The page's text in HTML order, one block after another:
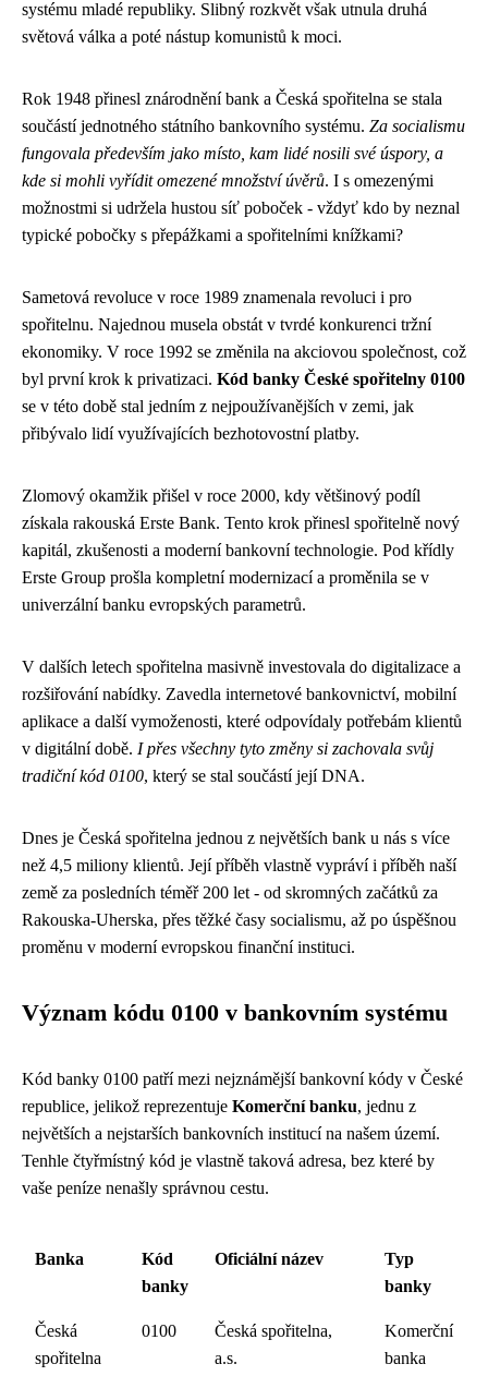
systému mladé republiky. Slibný rozkvět však utnula druhá
světová válka a poté nástup komunistů k moci.
Rok 1948 přinesl znárodnění bank a Česká spořitelna se stala
součástí jednotného státního bankovního systému. Za socialismu
fungovala především jako místo, kam lidé nosili své úspory, a
kde si mohli vyřídit omezené množství úvěrů. I s omezenými
možnostmi si udržela hustou síť poboček - vždyť kdo by neznal
typické pobočky s přepážkami a spořitelními knížkami?
Sametová revoluce v roce 1989 znamenala revoluci i pro
spořitelnu. Najednou musela obstát v tvrdé konkurenci tržní
ekonomiky. V roce 1992 se změnila na akciovou společnost, což
byl první krok k privatizaci. Kód banky České spořitelny 0100
se v této době stal jedním z nejpoužívanějších v zemi, jak
přibývalo lidí využívajících bezhotovostní platby.
Zlomový okamžik přišel v roce 2000, kdy většinový podíl
získala rakouská Erste Bank. Tento krok přinesl spořitelně nový
kapitál, zkušenosti a moderní bankovní technologie. Pod křídly
Erste Group prošla kompletní modernizací a proměnila se v
univerzální banku evropských parametrů.
V dalších letech spořitelna masivně investovala do digitalizace a
rozšiřování nabídky. Zavedla internetové bankovnictví, mobilní
aplikace a další vymoženosti, které odpovídaly potřebám klientů
v digitální době. I přes všechny tyto změny si zachovala svůj
tradiční kód 0100, který se stal součástí její DNA.
Dnes je Česká spořitelna jednou z největších bank u nás s více
než 4,5 miliony klientů. Její příběh vlastně vypráví i příběh naší
země za posledních téměř 200 let - od skromných začátků za
Rakouska-Uherska, přes těžké časy socialismu, až po úspěšnou
proměnu v moderní evropskou finanční instituci.
Význam kódu 0100 v bankovním systému
Kód banky 0100 patří mezi nejznámější bankovní kódy v České
republice, jelikož reprezentuje Komerční banku, jednu z
největších a nejstarších bankovních institucí na našem území.
Tenhle čtyřmístný kód je vlastně taková adresa, bez které by
vaše peníze nenašly správnou cestu.
Banka
Kód
banky
Oficiální název
Typ
banky
Česká
spořitelna
0100
Česká spořitelna,
a.s.
Komerční
banka